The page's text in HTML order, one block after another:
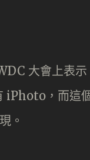
大會上表
iPhoto，而這
。